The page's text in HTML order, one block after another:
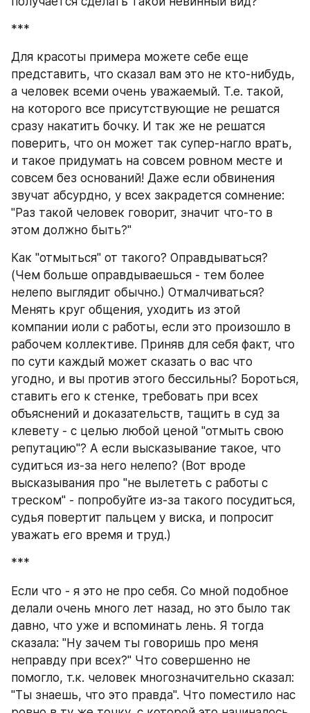
***
Для красоты примера можете себе еще
представить, что сказал вам это не кто-нибудь,
а человек всеми очень уважаемый. Т.е. такой,
на которого все присутствующие не решатся
сразу накатить бочку. И так же не решатся
поверить, что он может так супер-нагло врать,
и такое придумать на совсем ровном месте и
совсем без оснований! Даже если обвинения
звучат абсурдно, у всех закрадется сомнение:
"Раз такой человек говорит, значит что-то в
этом должно быть?"
Как "отмыться" от такого? Оправдываться?
(Чем больше оправдываешься - тем более
нелепо выглядит обычно.) Отмалчиваться?
Менять круг общения, уходить из этой
компании иоли с работы, если это произошло в
рабочем коллективе. Приняв для себя факт, что
по сути каждый может сказать о вас что
угодно, и вы против этого бессильны? Бороться,
ставить его к стенке, требовать при всех
объяснений и доказательств, тащить в суд за
клевету - с целью любой ценой "отмыть свою
репутацию"? А если высказывание такое, что
судиться из-за него нелепо? (Вот вроде
высказывания про "не вылететь с работы с
треском" - попробуйте из-за такого посудиться,
судья повертит пальцем у виска, и попросит
уважать его время и труд.)
***
Если что - я это не про себя. Со мной подобное
делали очень много лет назад, но это было так
давно, что уже и вспоминать лень. Я тогда
сказала: "Ну зачем ты говоришь про меня
неправду при всех?" Что совершенно не
помогло, т.к. человек многозначительно сказал:
"Ты знаешь, что это правда". Что поместило нас